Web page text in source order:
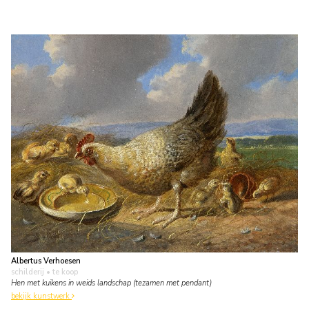
Albertus Verhoesen
schilderij • te koop
Hen met kuikens in weids landschap (tezamen met pendant)
bekijk kunstwerk